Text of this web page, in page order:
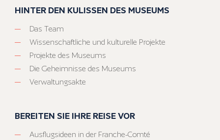
HINTER DEN KULISSEN DES MUSEUMS
Das Team
Wissenschaftliche und kulturelle Projekte
Projekte des Museums
Die Geheimnisse des Museums
Verwaltungsakte
BEREITEN SIE IHRE REISE VOR
Ausflugsideen in der Franche-Comté